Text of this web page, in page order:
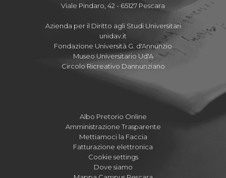
Viale Pindaro, 42 - 65127 Pescara
Azienda per il Diritto agli Studi Universitari
unidav.it
Fondazione Università G. d'Annunzio
Museo Universitario Ud'A
Circolo Ricreativo Dannunziano
Albo Pretorio Online
Amministrazione Trasparente
Mettiamoci la Faccia
Fatturazione elettronica
Cookie settings
Dove siamo